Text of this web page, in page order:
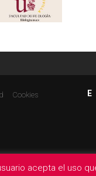
Cookies E
acepta el uso